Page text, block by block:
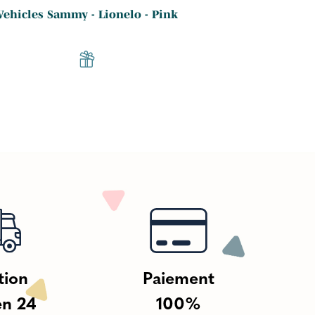
Sammy - Lionelo - Pink
24
Paiement
100%